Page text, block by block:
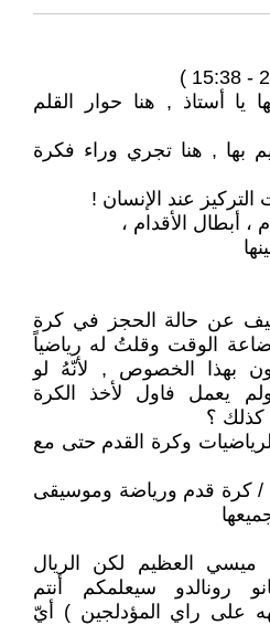
يا أستاذ , هنا حوار القلم
بها , هنا تجري وراء فكرة
عند الإنسان !
، أبطال الأقدام ،
عن حالة الحجز في كرة
الوقت وقلتُ له رياضياً
بهذا الخصوص , لأنّهُ لو
يعمل فاول لأخذ الكرة
كذلك ؟
وكرة القدم حتى مع
/ كرة قدم ورياضة وموسيقى
العظيم لكن الريال
رونالدو سيعلمكم أنتم
على راي المؤدلجين ) أيّ